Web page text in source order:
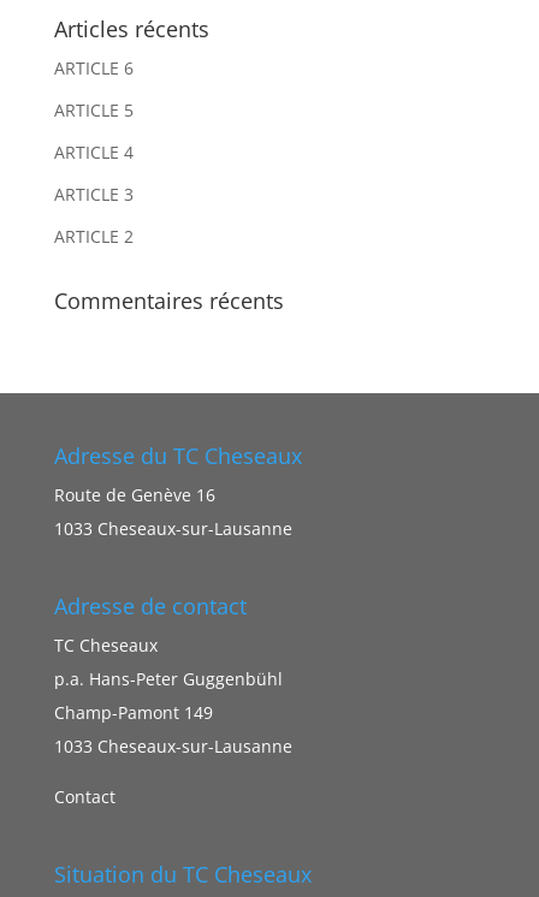
a
t
i
v
a
t
i
v
Articles récents
ARTICLE 6
ARTICLE 5
ARTICLE 4
ARTICLE 3
ARTICLE 2
Commentaires récents
Adresse du TC Cheseaux
Route de Genève 16
1033 Cheseaux-sur-Lausanne
Adresse de contact
TC Cheseaux
p.a. Hans-Peter Guggenbühl
Champ-Pamont 149
1033 Cheseaux-sur-Lausanne
Contact
Situation du TC Cheseaux